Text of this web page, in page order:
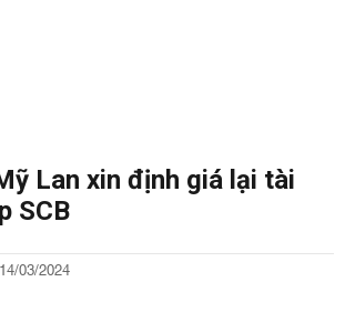
Lan xin định giá lại tài
SCB
03/2024